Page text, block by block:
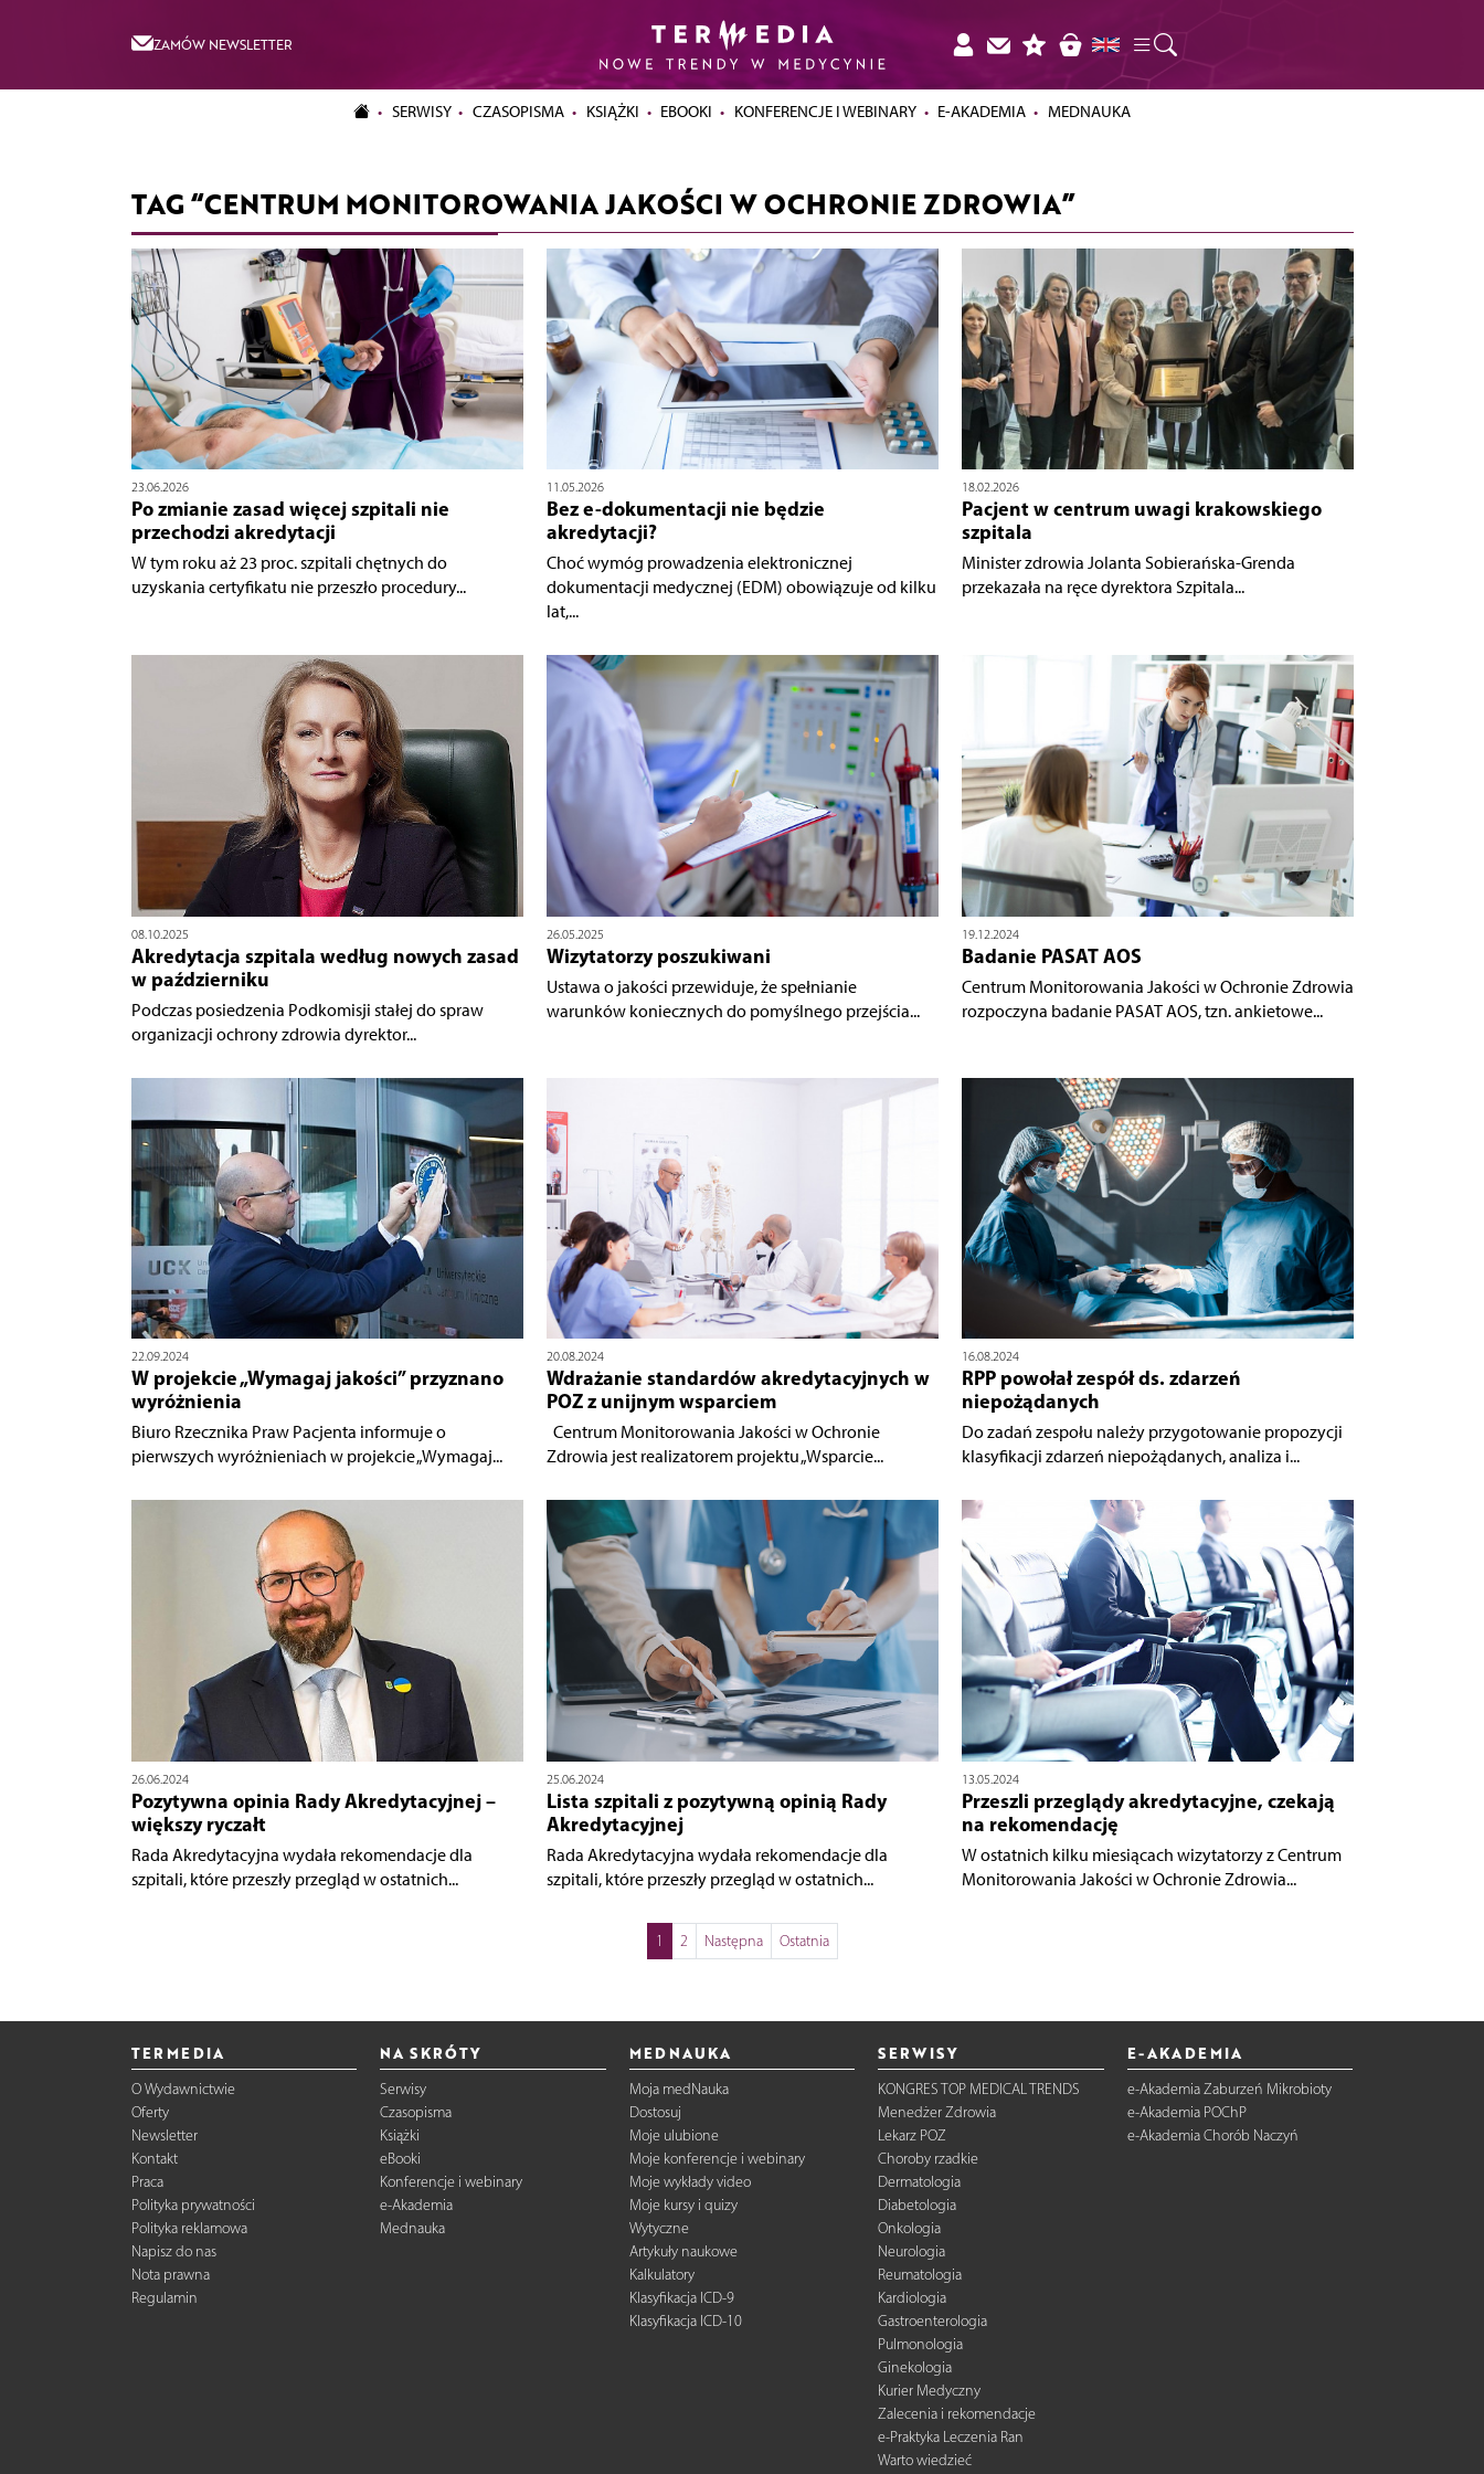
ZAMÓW NEWSLETTER
SERWISY CZASOPISMA KSIĄŻKI EBOOKI KONFERENCJE I WEBINARY E-AKADEMIA MEDNAUKA
TAG “CENTRUM MONITOROWANIA JAKOŚCI W OCHRONIE ZDROWIA”
23.06.2026
Po zmianie zasad więcej szpitali nie
przechodzi akredytacji
W tym roku aż 23 proc. szpitali chętnych do
uzyskania certyfikatu nie przeszło procedury...
11.05.2026
Bez e-dokumentacji nie będzie
akredytacji?
Choć wymóg prowadzenia elektronicznej
dokumentacji medycznej (EDM) obowiązuje od kilku
lat,...
18.02.2026
Pacjent w centrum uwagi krakowskiego
szpitala
Minister zdrowia Jolanta Sobierańska-Grenda
przekazała na ręce dyrektora Szpitala...
08.10.2025
Akredytacja szpitala według nowych zasad
w październiku
Podczas posiedzenia Podkomisji stałej do spraw
organizacji ochrony zdrowia dyrektor...
26.05.2025
Wizytatorzy poszukiwani
Ustawa o jakości przewiduje, że spełnianie
warunków koniecznych do pomyślnego przejścia...
19.12.2024
Badanie PASAT AOS
Centrum Monitorowania Jakości w Ochronie Zdrowia
rozpoczyna badanie PASAT AOS, tzn. ankietowe...
22.09.2024
W projekcie „Wymagaj jakości” przyznano
wyróżnienia
Biuro Rzecznika Praw Pacjenta informuje o
pierwszych wyróżnieniach w projekcie „Wymagaj...
20.08.2024
Wdrażanie standardów akredytacyjnych w
POZ z unijnym wsparciem
Centrum Monitorowania Jakości w Ochronie
Zdrowia jest realizatorem projektu „Wsparcie...
16.08.2024
RPP powołał zespół ds. zdarzeń
niepożądanych
Do zadań zespołu należy przygotowanie propozycji
klasyfikacji zdarzeń niepożądanych, analiza i...
26.06.2024
Pozytywna opinia Rady Akredytacyjnej –
większy ryczałt
Rada Akredytacyjna wydała rekomendacje dla
szpitali, które przeszły przegląd w ostatnich...
25.06.2024
Lista szpitali z pozytywną opinią Rady
Akredytacyjnej
Rada Akredytacyjna wydała rekomendacje dla
szpitali, które przeszły przegląd w ostatnich...
13.05.2024
Przeszli przeglądy akredytacyjne, czekają
na rekomendację
W ostatnich kilku miesiącach wizytatorzy z Centrum
Monitorowania Jakości w Ochronie Zdrowia...
1 2 Następna Ostatnia
TERMEDIA
O Wydawnictwie
Oferty
Newsletter
Kontakt
Praca
Polityka prywatności
Polityka reklamowa
Napisz do nas
Nota prawna
Regulamin
NA SKRÓTY
Serwisy
Czasopisma
Książki
eBooki
Konferencje i webinary
e-Akademia
Mednauka
MEDNAUKA
Moja medNauka
Dostosuj
Moje ulubione
Moje konferencje i webinary
Moje wykłady video
Moje kursy i quizy
Wytyczne
Artykuły naukowe
Kalkulatory
Klasyfikacja ICD-9
Klasyfikacja ICD-10
SERWISY
KONGRES TOP MEDICAL TRENDS
Menedżer Zdrowia
Lekarz POZ
Choroby rzadkie
Dermatologia
Diabetologia
Onkologia
Neurologia
Reumatologia
Kardiologia
Gastroenterologia
Pulmonologia
Ginekologia
Kurier Medyczny
Zalecenia i rekomendacje
e-Praktyka Leczenia Ran
Warto wiedzieć
E-AKADEMIA
e-Akademia Zaburzeń Mikrobioty
e-Akademia POChP
e-Akademia Chorób Naczyń